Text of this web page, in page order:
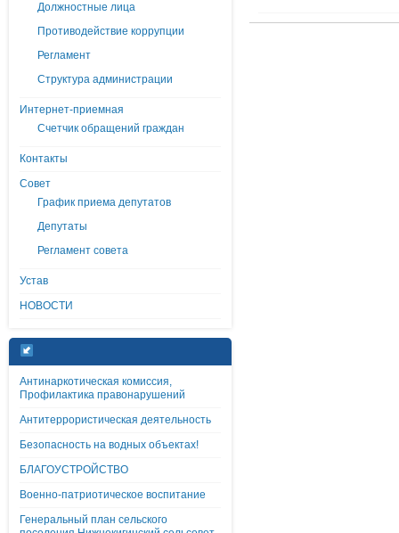
Должностные лица
Противодействие коррупции
Регламент
Структура администрации
Интернет-приемная
Счетчик обращений граждан
Контакты
Совет
График приема депутатов
Депутаты
Регламент совета
Устав
НОВОСТИ
Антинаркотическая комиссия,
Профилактика правонарушений
Антитеррористическая деятельность
Безопасность на водных объектах!
БЛАГОУСТРОЙСТВО
Военно-патриотическое воспитание
Генеральный план сельского